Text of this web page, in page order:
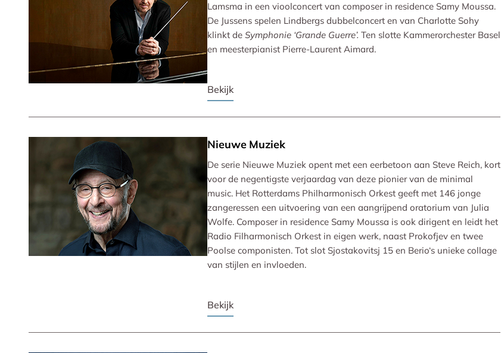
Lamsma in een vioolconcert van composer in residence Samy Moussa.
De Jussens spelen Lindbergs dubbelconcert en van Charlotte Sohy
klinkt de Symphonie ‘Grande Guerre’. Ten slotte Kammerorchester Basel
en meesterpianist Pierre-Laurent Aimard.
Bekijk
Nieuwe Muziek
De serie Nieuwe Muziek opent met een eerbetoon aan Steve Reich, kort
voor de negentigste verjaardag van deze pionier van de minimal
music. Het Rotterdams Philharmonisch Orkest geeft met 146 jonge
zangeressen een uitvoering van een aangrijpend oratorium van Julia
Wolfe. Composer in residence Samy Moussa is ook dirigent en leidt het
Radio Filharmonisch Orkest in eigen werk, naast Prokofjev en twee
Poolse componisten. Tot slot Sjostakovitsj 15 en Berio‘s unieke collage
van stijlen en invloeden.
Bekijk